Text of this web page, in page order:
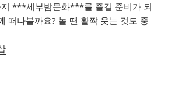
지 ***세부밤문화***를 즐길 준비가 되
떠나볼까요? 놀 땐 활짝 웃는 것도 중